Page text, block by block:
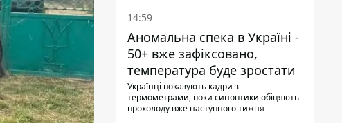
14:59
Аномальна спека в Україні -
50+ вже зафіксовано,
температура буде зростати
Українці показують кадри з
термометрами, поки синоптики обіцяють
прохолоду вже наступного тижня